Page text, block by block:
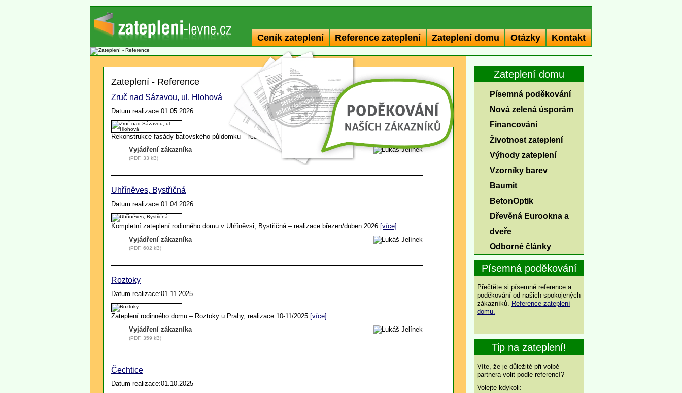
Ceník zateplení Reference zateplení Zateplení domu Otázky Kontakt
Zateplení - Reference
Zruč nad Sázavou, ul. Hlohová
Datum realizace:01.05.2026
Rekonstrukce fasády baťovského půldomku – realizace květen 2026
[více]
Vyjádření zákazníka
(PDF, 33 kB)
Uhříněves, Bystřičná
Datum realizace:01.04.2026
Kompletní zateplení rodinného domu v Uhříněvsi, Bystřičná – realizace březen/duben 2026 [více]
Vyjádření zákazníka
(PDF, 602 kB)
Roztoky
Datum realizace:01.11.2025
Zateplení rodinného domu – Roztoky u Prahy, realizace 10-11/2025 [více]
Vyjádření zákazníka
(PDF, 359 kB)
Čechtice
Datum realizace:01.10.2025
Zateplení domu
Písemná poděkování
Nová zelená úsporám
Financování
Životnost zateplení
Výhody zateplení
Vzorníky barev
Baumit
BetonOptik
Dřevěná Eurookna a
dveře
Odborné články
Písemná poděkování
Přečtěte si písemné reference a
poděkování od našich spokojených
zákazníků. Reference zateplení
domu.
Tip na zateplení!
Víte, že je důležité při volbě
partnera volit podle referencí?
Volejte kdykoli: